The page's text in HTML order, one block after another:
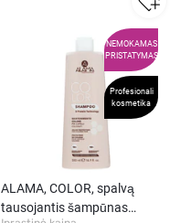
NEMOKAMAS
PRISTATYMAS
Profesionali
kosmetika
ALAMA, COLOR, spalvą
tausojantis šampūnas